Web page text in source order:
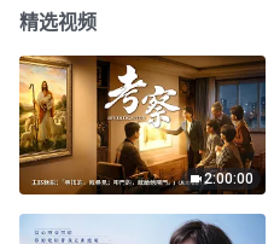
精选视频
2:00:00